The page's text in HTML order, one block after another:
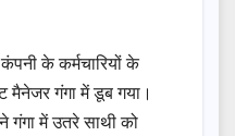
के कर्मचारियों के
मैनेजर गंगा में डूब गया।
गंगा में उतरे साथी को